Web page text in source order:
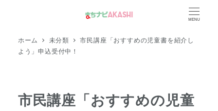
MENU
ホーム 未分類
市民講座「おすすめの児童書を紹介し
よう」申込受付中！
市民講座「おすすめの児童